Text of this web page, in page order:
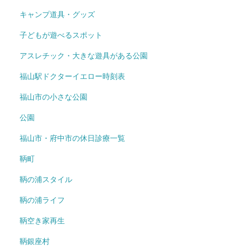
キャンプ道具・グッズ
子どもが遊べるスポット
アスレチック・大きな遊具がある公園
福山駅ドクターイエロー時刻表
福山市の小さな公園
公園
福山市・府中市の休日診療一覧
鞆町
鞆の浦スタイル
鞆の浦ライフ
鞆空き家再生
鞆銀座村